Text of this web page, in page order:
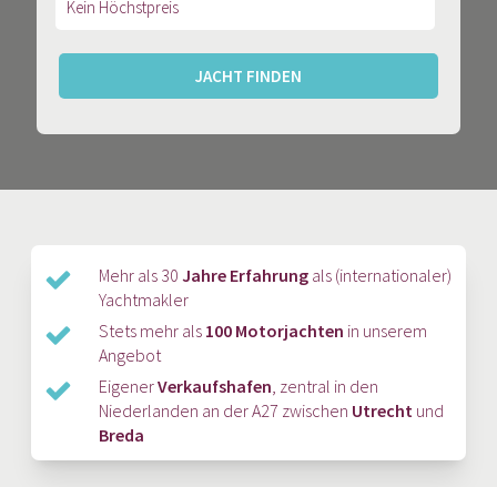
JACHT FINDEN
Mehr als 30 Jahre Erfahrung als (internationaler)
Yachtmakler
Stets mehr als 100 Motorjachten in unserem
Angebot
EigenerVerkaufshafen, zentral in den
Niederlanden an der A27 zwischen Utrecht und
Breda